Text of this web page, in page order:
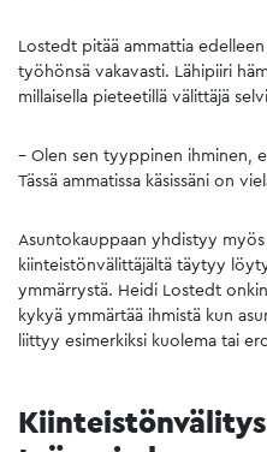
Lostedt pitää ammattia
työhönsä vakavasti. Lähipiiri
millaisella pieteetillä välittäjä
– Olen sen tyyppinen ihminen,
Tässä ammatissa käsissäni on
Asuntokauppaan yhdistyy
kiinteistönvälittäjältä täytyy
ymmärrystä. Heidi Lostedt
kykyä ymmärtää ihmistä kun
liittyy esimerkiksi kuolema tai